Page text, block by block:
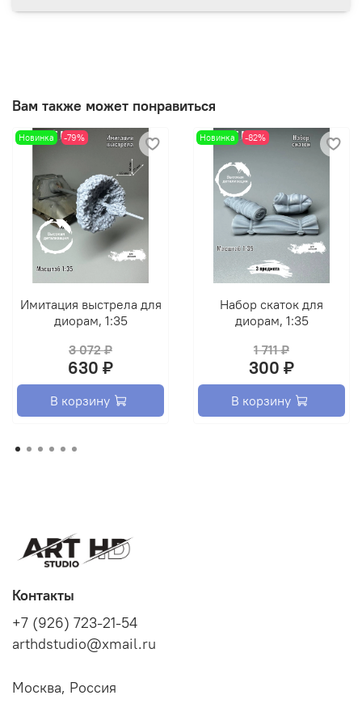
Вам также может понравиться
Новинка -79%
Имитация выстрела для
диорам, 1:35
3 072 ₽
630 ₽
В корзину
Новинка -82%
Набор скаток для
диорам, 1:35
1 711 ₽
300 ₽
В корзину
Контакты
+7 (926) 723-21-54
arthdstudio@xmail.ru
Москва, Россия